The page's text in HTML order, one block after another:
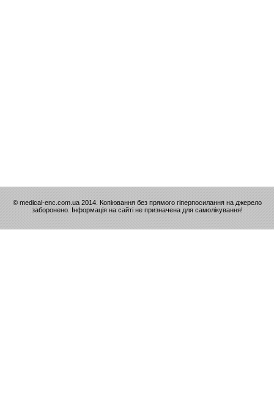
© medical-enc.com.ua 2014. Копіювання без прямого гіперпосилання на джерело
заборонено. Інформація на сайті не призначена для самолікування!